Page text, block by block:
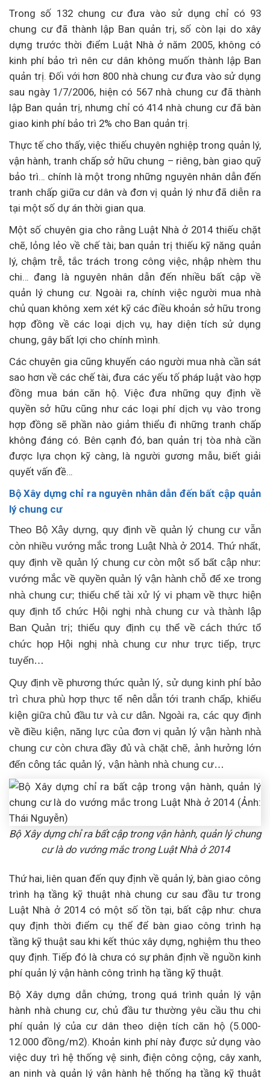
Trong số 132 chung cư đưa vào sử dụng chỉ có 93
chung cư đã thành lập Ban quản trị, số còn lại do xây
dựng trước thời điểm Luật Nhà ở năm 2005, không có
kinh phí bảo trì nên cư dân không muốn thành lập Ban
quản trị. Đối với hơn 800 nhà chung cư đưa vào sử dụng
sau ngày 1/7/2006, hiện có 567 nhà chung cư đã thành
lập Ban quản trị, nhưng chỉ có 414 nhà chung cư đã bàn
giao kinh phí bảo trì 2% cho Ban quản trị.
Thực tế cho thấy, việc thiếu chuyên nghiệp trong quản lý,
vận hành, tranh chấp sở hữu chung – riêng, bàn giao quỹ
bảo trì… chính là một trong những nguyên nhân dẫn đến
tranh chấp giữa cư dân và đơn vị quản lý như đã diễn ra
tại một số dự án thời gian qua.
Một số chuyên gia cho rằng Luật Nhà ở 2014 thiếu chặt
chẽ, lỏng lẻo về chế tài; ban quản trị thiếu kỹ năng quản
lý, chậm trễ, tắc trách trong công việc, nhập nhèm thu
chi… đang là nguyên nhân dẫn đến nhiều bất cập về
quản lý chung cư. Ngoài ra, chính việc người mua nhà
chủ quan không xem xét kỹ các điều khoản sở hữu trong
hợp đồng về các loại dịch vụ, hay diện tích sử dụng
chung, gây bất lợi cho chính mình.
Các chuyên gia cũng khuyến cáo người mua nhà cần sát
sao hơn về các chế tài, đưa các yếu tố pháp luật vào hợp
đồng mua bán căn hộ. Việc đưa những quy định về
quyền sở hữu cũng như các loại phí dịch vụ vào trong
hợp đồng sẽ phần nào giảm thiểu đi những tranh chấp
không đáng có. Bên cạnh đó, ban quản trị tòa nhà cần
được lựa chọn kỹ càng, là người gương mẫu, biết giải
quyết vấn đề…
Bộ Xây dựng chỉ ra nguyên nhân dẫn đến bất cập quản
lý chung cư
Theo Bộ Xây dựng, quy định về quản lý chung cư vẫn
còn nhiều vướng mắc trong Luật Nhà ở 2014. Thứ nhất,
quy định về quản lý chung cư còn một số bất cập như:
vướng mắc về quyền quản lý vận hành chỗ để xe trong
nhà chung cư; thiếu chế tài xử lý vi phạm về thực hiện
quy định tổ chức Hội nghị nhà chung cư và thành lập
Ban Quản trị; thiếu quy định cụ thể về cách thức tổ
chức họp Hội nghị nhà chung cư như trực tiếp, trực
tuyến…
Quy định về phương thức quản lý, sử dụng kinh phí bảo
trì chưa phù hợp thực tế nên dẫn tới tranh chấp, khiếu
kiện giữa chủ đầu tư và cư dân. Ngoài ra, các quy định
về điều kiện, năng lực của đơn vị quản lý vận hành nhà
chung cư còn chưa đầy đủ và chặt chẽ, ảnh hưởng lớn
đến công tác quản lý, vận hành nhà chung cư…
Bộ Xây dựng chỉ ra bất cập trong vận hành, quản lý chung
cư là do vướng mắc trong Luật Nhà ở 2014
Thứ hai, liên quan đến quy định về quản lý, bàn giao công
trình hạ tầng kỹ thuật nhà chung cư sau đầu tư trong
Luật Nhà ở 2014 có một số tồn tại, bất cập như: chưa
quy định thời điểm cụ thể để bàn giao công trình hạ
tầng kỹ thuật sau khi kết thúc xây dựng, nghiệm thu theo
quy định. Tiếp đó là chưa có sự phân định về nguồn kinh
phí quản lý vận hành công trình hạ tầng kỹ thuật.
Bộ Xây dựng dẫn chứng, trong quá trình quản lý vận
hành nhà chung cư, chủ đầu tư thường yêu cầu thu chi
phí quản lý của cư dân theo diện tích căn hộ (5.000-
12.000 đồng/m2). Khoản kinh phí này được sử dụng vào
việc duy trì hệ thống vệ sinh, điện công cộng, cây xanh,
an ninh và quản lý vận hành hệ thống hạ tầng kỹ thuật